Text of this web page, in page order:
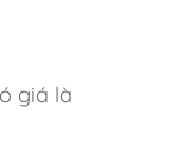
giá là